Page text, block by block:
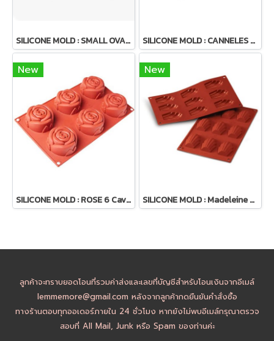
SILICONE MOLD : SMALL OVALS (16pcs) SILICONE MOLD : CANNELES 8 cavity
New
SILICONE MOLD : ROSE 6 Cavity
New
SILICONE MOLD : Madeleine 9 Cavity
ลูกค้าจะทราบยอดโอนที่รวมค่าส่งและเลขที่บัญชีสำหรับโอนเงินจากอีเมล์
lemmemore@gmail.com หลังจากลูกค้ากดยืนยันคำสั่งซื้อ
ทางร้านตอบทุกออเดอร์ภายใน 24 ชั่วโมง หากยังไม่พบอีเมล์กรุณาตรวจ
สอบที่ All Mail, Junk หรือ Spam ของท่านค่ะ